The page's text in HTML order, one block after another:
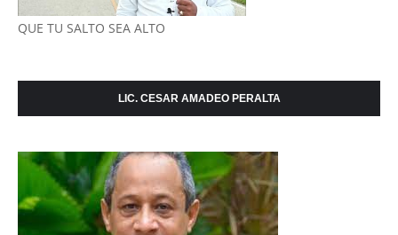
QUE TU SALTO SEA ALTO
LIC. CESAR AMADEO PERALTA